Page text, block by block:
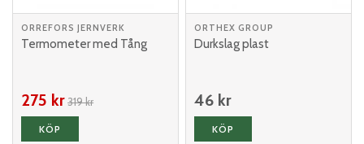
ORREFORS JERNVERK
Termometer med Tång
275 kr319 kr
KÖP
ORTHEX GROUP
Durkslag plast
46 kr
KÖP